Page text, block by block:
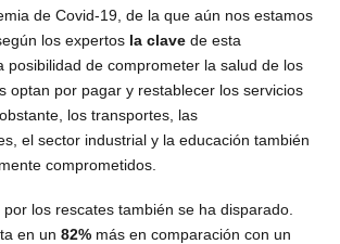
de Covid-19, de la que aún nos estamos
los expertos la clave de esta
posibilidad de comprometer la salud de los
optan por pagar y restablecer los servicios
los transportes, las
el sector industrial y la educación también
comprometidos.
los rescates también se ha disparado.
en un82% más en comparación con un